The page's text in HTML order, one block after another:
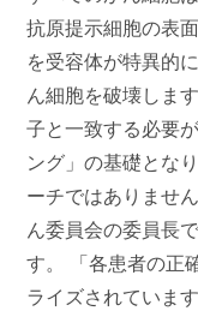
抗原提示細胞の表
を受容体が特異的
ん細胞を破壊しま
子と一致する必要
ング」の基礎とな
ーチではありませ
ん委員会の委員長
す。 「各患者の正
ライズされています